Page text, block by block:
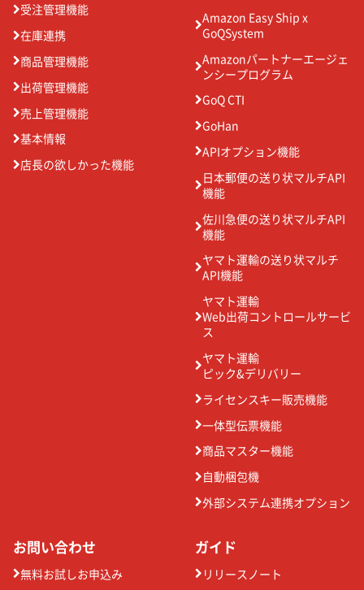
受注管理機能
在庫連携
商品管理機能
出荷管理機能
売上管理機能
基本情報
店長の欲しかった機能
Amazon Easy Ship x
GoQSystem
Amazonパートナーエージェ
ンシープログラム
GoQ CTI
GoHan
APIオプション機能
日本郵便の送り状マルチAPI
機能
佐川急便の送り状マルチAPI
機能
ヤマト運輸の送り状マルチ
API機能
ヤマト運輸
Web出荷コントロールサービ
ス
ヤマト運輸
ピック&デリバリー
ライセンスキー販売機能
一体型伝票機能
商品マスター機能
自動梱包機
外部システム連携オプション
お問い合わせ
無料お試しお申込み
ガイド
リリースノート